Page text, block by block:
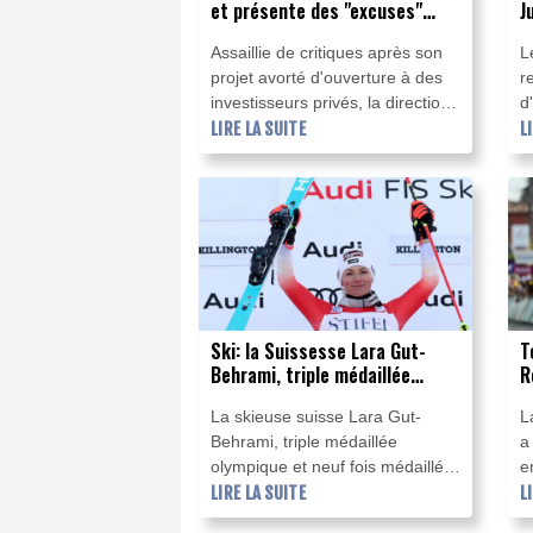
et présente des "excuses"
Maroc
Assaillie de critiques après son
projet avorté d'ouverture à des
investisseurs privés, la direction
de la Fifa a reconnu des
"erreurs" et présenté des
"excuses", affichant néanmoins
un "plein soutien" au président
Gianni Infantino, mercredi à
l'issue d'une réunion de crise au
Maroc.
LIRE LA SUITE
Ski: la Suissesse Lara Gut-
Behrami, triple médaillée
(fédération)
La skieuse suisse Lara Gut-
Behrami, triple médaillée
olympique et neuf fois médaillée
aux Mondiaux, a annoncé
mercredi avoir mis un terme à sa
LIRE LA SUITE
a